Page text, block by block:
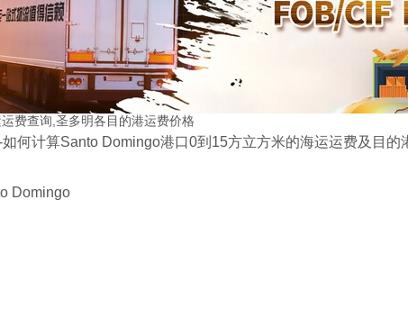
费查询,圣多明各目的港运费价格
如何计算Santo Domingo港口0到15方立方米的海运运费及目的
Domingo